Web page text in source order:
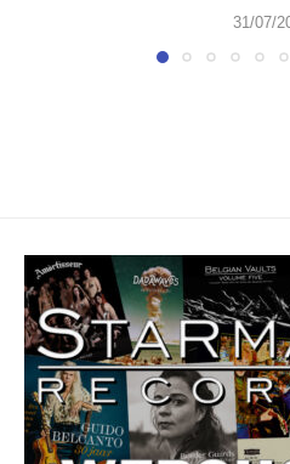
31/07/